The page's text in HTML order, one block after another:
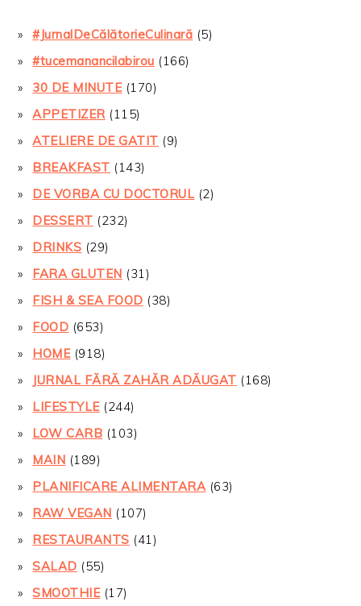
#JurnalDeCălătorieCulinară (5)
#tucemanancilabirou (166)
30 DE MINUTE(170)
APPETIZER(115)
ATELIERE DE GATIT (9)
BREAKFAST (143)
DE VORBA CU DOCTORUL (2)
DESSERT (232)
DRINKS (29)
FARA GLUTEN (31)
FISH & SEA FOOD (38)
FOOD (653)
HOME(918)
JURNAL FĂRĂ ZAHĂR ADĂUGAT (168)
LIFESTYLE(244)
LOW CARB (103)
MAIN (189)
PLANIFICARE ALIMENTARA(63)
RAW VEGAN (107)
RESTAURANTS (41)
SALAD (55)
SMOOTHIE(17)